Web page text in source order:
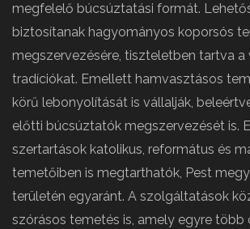
megfelelő búcsúztatási formát.
biztosítanak hagyományos koporsós
megszervezésére, tiszteletben tartva a
tradíciókat. Emellett hamvasztásos
körű lebonyolítását is vállalják,
előtti búcsúztatók megszervezését is.
szertartások katolikus, református és
temetőiben is megtarthatók, Pest
területén egyaránt. A szolgáltatások
szórásos temetés is, amely egyre több